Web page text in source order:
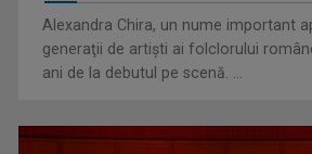
"Obiectiv Comun": Cumpărea unei
Alexandra Chira, un nume important
generaţii de artişti ai folclorului
ani de la debutul pe scenă. ...